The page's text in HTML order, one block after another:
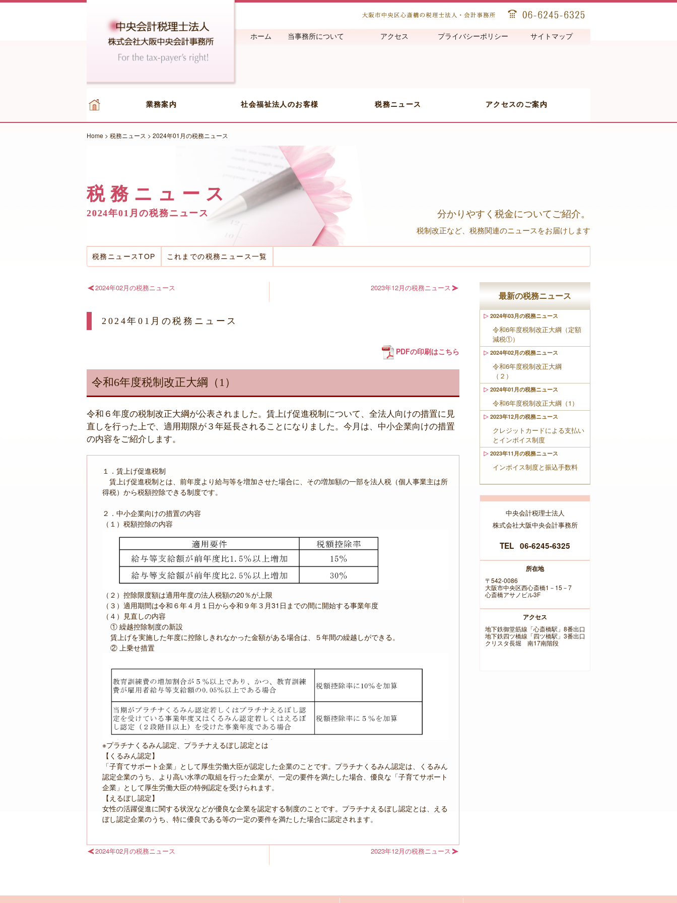
ホーム 当事務所について アクセス プライバシーポリシー サイトマップ
業務案内 社会福祉法人のお客様 税務ニュース アクセスのご案内
Home > 税務ニュース > 2024年01月の税務ニュース
税務ニュース
2024年01月の税務ニュース 分かりやすく税金についてご紹介。
税制改正など、税務関連のニュースをお届けします
税務ニュースTOP これまでの税務ニュース一覧
2024年02月の税務ニュース 2023年12月の税務ニュース
2024年01月の税務ニュース
PDFの印刷はこちら
令和6年度税制改正大綱（1）
令和６年度の税制改正大綱が公表されました。賃上げ促進税制について、全法人向けの措置に見
直しを行った上で、適用期限が３年延長されることになりました。今月は、中小企業向けの措置
の内容をご紹介します。
１．賃上げ促進税制
賃上げ促進税制とは、前年度より給与等を増加させた場合に、その増加額の一部を法人税（個人事業主は所
得税）から税額控除できる制度です。
２．中小企業向けの措置の内容
（１）税額控除の内容
（２）控除限度額は適用年度の法人税額の20％が上限
（３）適用期間は令和６年４月１日から令和９年３月31日までの間に開始する事業年度
（４）見直しの内容
① 繰越控除制度の新設
賃上げを実施した年度に控除しきれなかった金額がある場合は、５年間の繰越しができる。
② 上乗せ措置
※プラチナくるみん認定、プラチナえるぼし認定とは
【くるみん認定】
「子育てサポート企業」として厚生労働大臣が認定した企業のことです。プラチナくるみん認定は、くるみん
認定企業のうち、より高い水準の取組を行った企業が、一定の要件を満たした場合、優良な「子育てサポート
企業」として厚生労働大臣の特例認定を受けられます。
【えるぼし認定】
女性の活躍促進に関する状況などが優良な企業を認定する制度のことです。プラチナえるぼし認定とは、える
ぼし認定企業のうち、特に優良である等の一定の要件を満たした場合に認定されます。
2024年02月の税務ニュース 2023年12月の税務ニュース
最新の税務ニュース
2024年03月の税務ニュース
令和6年度税制改正大綱（定額
減税①）
2024年02月の税務ニュース
令和6年度税制改正大綱
（２）
2024年01月の税務ニュース
令和6年度税制改正大綱（1）
2023年12月の税務ニュース
クレジットカードによる支払い
とインボイス制度
2023年11月の税務ニュース
インボイス制度と振込手数料
中央会計税理士法人
株式会社大阪中央会計事務所
TEL 06-6245-6325
所在地
〒542-0086
大阪市中央区西心斎橋1－15－7
心斎橋アサノビル3F
アクセス
地下鉄御堂筋線「心斎橋駅」8番出口
地下鉄四ツ橋線「四ツ橋駅」3番出口
クリスタ長堀 南17南階段